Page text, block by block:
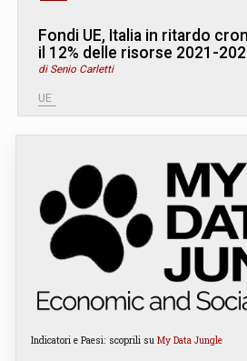
Fondi UE, Italia in ritardo
il 12% delle risorse 2021-
di Senio Carletti
UE
Indicatori e Paesi: scoprili su My Data Jungle